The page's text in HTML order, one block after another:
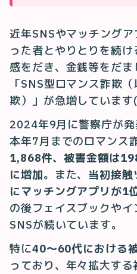
近年SNSやマッチング
った者とやりとりを続
感をだき、金銭等をだま
「SNS型ロマンス詐欺
欺）」が急増しています
2024年9月に警察庁が発
本年7月までのロマンス
1,868件、被害金額は
に増加。また、 当初接触
にマッチングアプリが1
の後フェイスブックや
SNSが続いています。
特に40〜60代における
っており、年々拡大す